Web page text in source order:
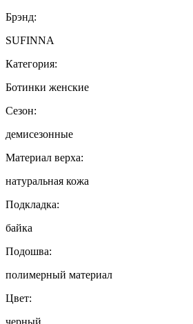
Брэнд:
SUFINNA
Категория:
Ботинки женские
Сезон:
демисезонные
Материал верха:
натуральная кожа
Подкладка:
байка
Подошва:
полимерный материал
Цвет:
черный